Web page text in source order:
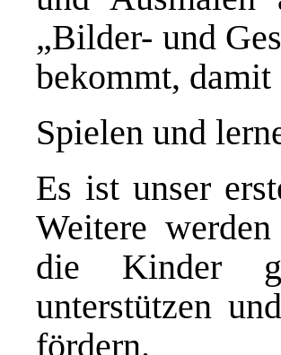
„Bilder- und
bekommt,
Spielen und
Es ist unser
Weitere
die Kinder
unterstützen
fördern.